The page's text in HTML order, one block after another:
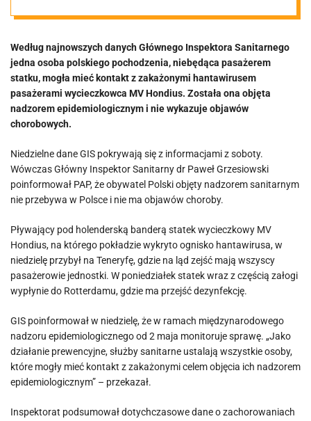
Według najnowszych danych Głównego Inspektora Sanitarnego
jedna osoba polskiego pochodzenia, niebędąca pasażerem
statku, mogła mieć kontakt z zakażonymi hantawirusem
pasażerami wycieczkowca MV Hondius. Została ona objęta
nadzorem epidemiologicznym i nie wykazuje objawów
chorobowych.
Niedzielne dane GIS pokrywają się z informacjami z soboty.
Wówczas Główny Inspektor Sanitarny dr Paweł Grzesiowski
poinformował PAP, że obywatel Polski objęty nadzorem sanitarnym
nie przebywa w Polsce i nie ma objawów choroby.
Pływający pod holenderską banderą statek wycieczkowy MV
Hondius, na którego pokładzie wykryto ognisko hantawirusa, w
niedzielę przybył na Teneryfę, gdzie na ląd zejść mają wszyscy
pasażerowie jednostki. W poniedziałek statek wraz z częścią załogi
wypłynie do Rotterdamu, gdzie ma przejść dezynfekcję.
GIS poinformował w niedzielę, że w ramach międzynarodowego
nadzoru epidemiologicznego od 2 maja monitoruje sprawę. „Jako
działanie prewencyjne, służby sanitarne ustalają wszystkie osoby,
które mogły mieć kontakt z zakażonymi celem objęcia ich nadzorem
epidemiologicznym” – przekazał.
Inspektorat podsumował dotychczasowe dane o zachorowaniach